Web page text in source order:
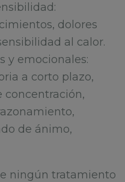
dolores
al calor.
y emocionales:
a corto plazo,
concentración,
de ánimo,
ningún tratamiento